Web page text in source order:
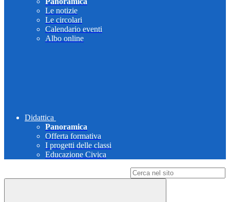
Le notizie
Le circolari
Calendario eventi
Albo online
Didattica
Panoramica
Offerta formativa
I progetti delle classi
Educazione Civica